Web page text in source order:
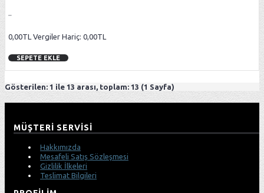
..
0,00TL Vergiler Hariç: 0,00TL
SEPETE EKLE
Gösterilen: 1 ile 13 arası, toplam: 13 (1 Sayfa)
MÜŞTERI SERVISI
Hakkımızda
Mesafeli Satış Sözleşmesi
Gizlilik İlkeleri
Teslimat Bilgileri